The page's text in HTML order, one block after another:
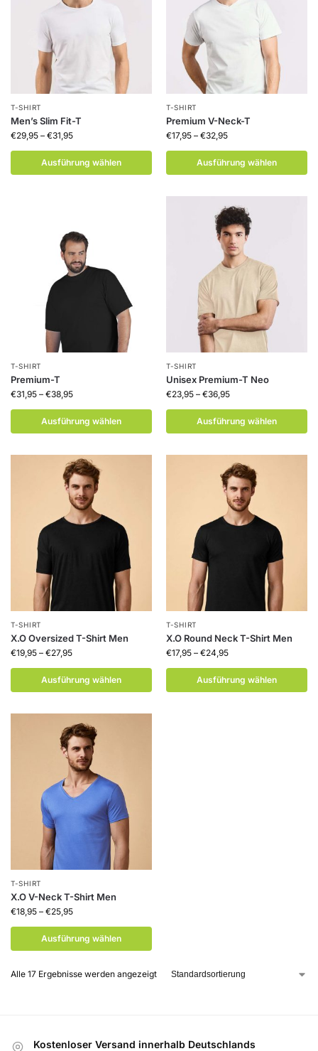
T-SHIRT
Men’s Slim Fit-T
€29,95 – €31,95
Ausführung wählen
T-SHIRT
Premium V-Neck-T
€17,95 – €32,95
Ausführung wählen
T-SHIRT
Premium-T
€31,95 – €38,95
Ausführung wählen
T-SHIRT
Unisex Premium-T Neo
€23,95 – €36,95
Ausführung wählen
T-SHIRT
X.O Oversized T-Shirt Men
€19,95 – €27,95
Ausführung wählen
T-SHIRT
X.O Round Neck T-Shirt Men
€17,95 – €24,95
Ausführung wählen
T-SHIRT
X.O V-Neck T-Shirt Men
€18,95 – €25,95
Ausführung wählen
Alle 17 Ergebnisse werden angezeigt
Kostenloser Versand innerhalb Deutschlands